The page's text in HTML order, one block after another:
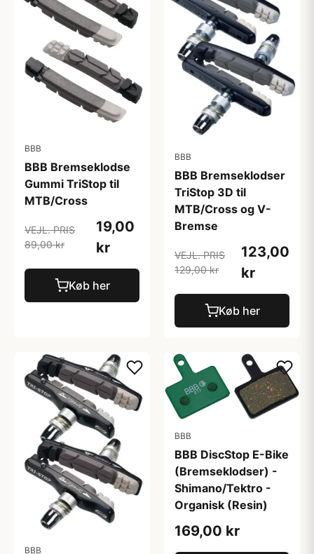
BBB
BBB Bremseklodse
Gummi TriStop til
MTB/Cross
VEJL. PRIS
89,00 kr
19,00
kr
Køb her
BBB
BBB Bremseklodser
TriStop 3D til
MTB/Cross og V-
Bremse
VEJL. PRIS
129,00 kr
123,00
kr
Køb her
BBB
BBB
BBB DiscStop E-Bike
(Bremseklodser) -
Shimano/Tektro -
Organisk (Resin)
169,00 kr